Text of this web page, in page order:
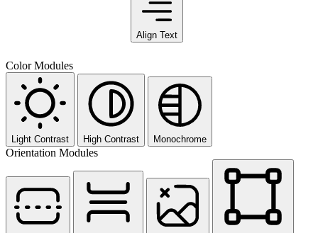
Align Text
Color Modules
Light Contrast High Contrast Monochrome
Orientation Modules